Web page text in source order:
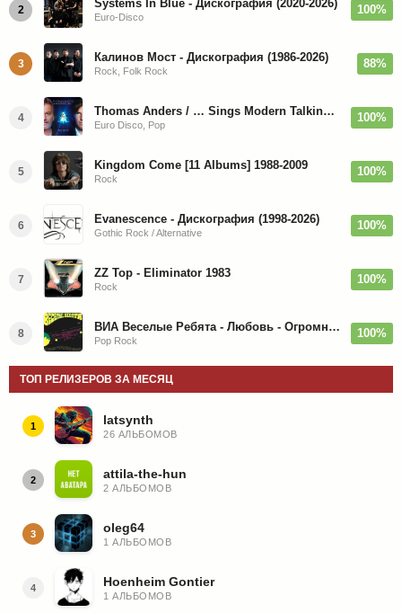
2 Systems In Blue - Дискография (2020-2026)
Euro-Disco
100%
3 Калинов Мост - Дискография (1986-2026)
Rock, Folk Rock
88%
4 Thomas Anders / … Sings Modern Talking: The Best hi-res
Euro Disco, Pop
100%
5 Kingdom Come [11 Albums] 1988-2009
Rock
100%
6 Evanescence - Дискография (1998-2026)
Gothic Rock / Alternative
100%
7 ZZ Top - Eliminator 1983
Rock
100%
8 ВИА Веселые Ребята - Любовь - Огромная Страна - 1974/2026
Pop Rock
100%
ТОП РЕЛИЗЕРОВ ЗА МЕСЯЦ
1 latsynth
26 АЛЬБОМОВ
2 attila-the-hun
2 АЛЬБОМОВ
3 oleg64
1 АЛЬБОМОВ
4 Hoenheim Gontier
1 АЛЬБОМОВ